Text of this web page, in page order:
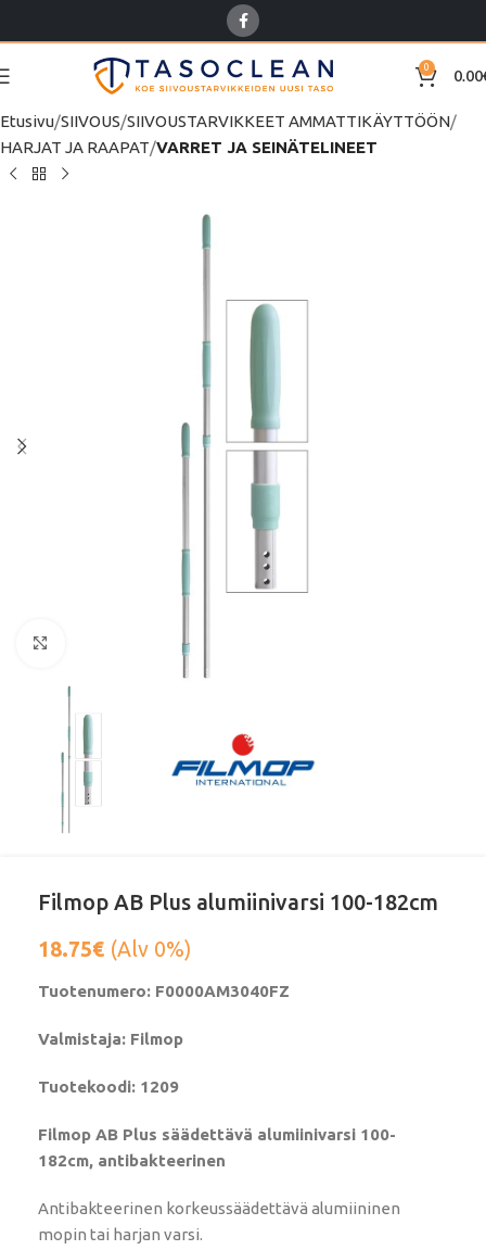
0 0.00
Etusivu SIIVOUS SIIVOUSTARVIKKEET AMMATTIKÄYTTÖÖN
HARJAT JA RAAPAT VARRET JA SEINÄTELINEET
Klikkaa suurentaaksesi
Filmop AB Plus alumiinivarsi 100-182cm
18.75€ (Alv 0%)
Tuotenumero: F0000AM3040FZ
Valmistaja: Filmop
Tuotekoodi: 1209
Filmop AB Plus säädettävä alumiinivarsi 100-
182cm, antibakteerinen
Antibakteerinen korkeussäädettävä alumiininen
mopin tai harjan varsi.